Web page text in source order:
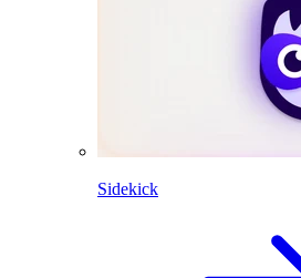
Sidekick